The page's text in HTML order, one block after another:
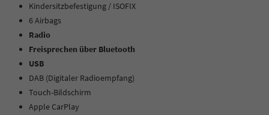
Kindersitzbefestigung / ISOFIX
6 Airbags
Radio
Freisprechen über Bluetooth
USB
DAB (Digitaler Radioempfang)
Touch-Bildschirm
Apple CarPlay